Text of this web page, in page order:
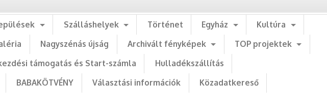
Szálláshelyek Történet Egyház
Kultúra
Nagyszénás újság Archivált fényképek
TOP projektek
támogatás és Start-számla
Hulladékszállítás
BABAKÖTVÉNY Választási információk
Közadatkereső